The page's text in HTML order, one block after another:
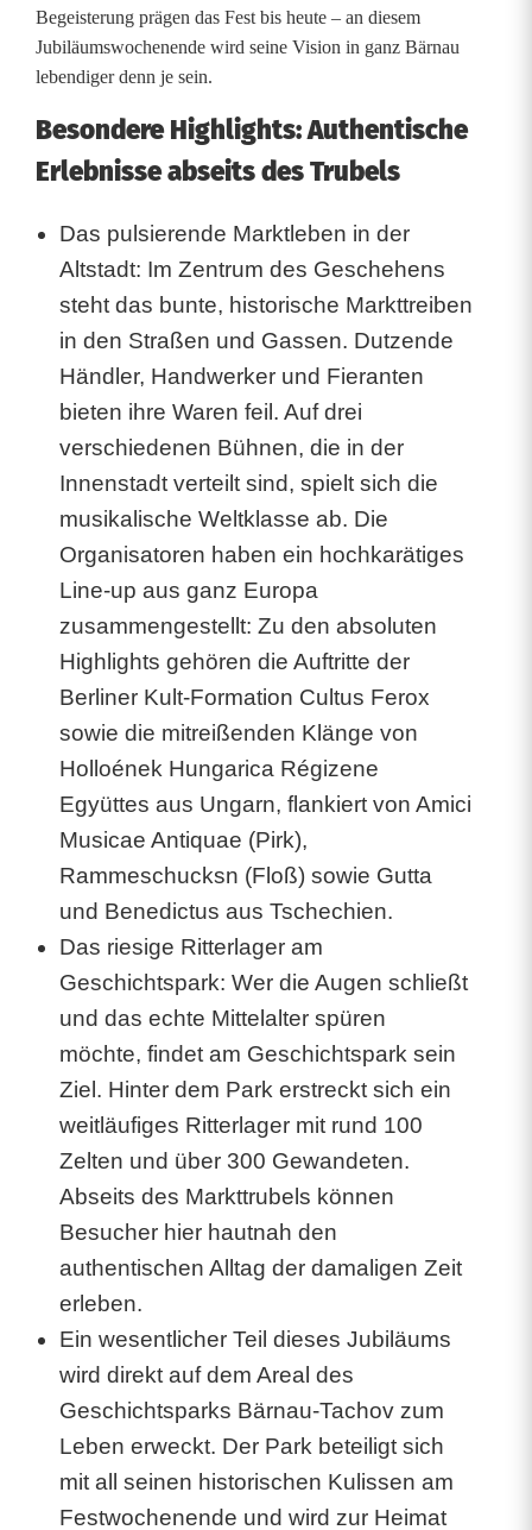
r
t
d
a
l
Begeisterung prägen das Fest bis heute – an diesem
Jubiläumswochenende wird seine Vision in ganz Bärnau
lebendiger denn je sein.
Besondere Highlights: Authentische
Erlebnisse abseits des Trubels
Das pulsierende Marktleben in der
Altstadt: Im Zentrum des Geschehens
steht das bunte, historische Markttreiben
in den Straßen und Gassen. Dutzende
Händler, Handwerker und Fieranten
bieten ihre Waren feil. Auf drei
verschiedenen Bühnen, die in der
Innenstadt verteilt sind, spielt sich die
musikalische Weltklasse ab. Die
Organisatoren haben ein hochkarätiges
Line-up aus ganz Europa
zusammengestellt: Zu den absoluten
Highlights gehören die Auftritte der
Berliner Kult-Formation Cultus Ferox
sowie die mitreißenden Klänge von
Holloének Hungarica Régizene
Együttes aus Ungarn, flankiert von Amici
Musicae Antiquae (Pirk),
Rammeschucksn (Floß) sowie Gutta
und Benedictus aus Tschechien.
Das riesige Ritterlager am
Geschichtspark: Wer die Augen schließt
und das echte Mittelalter spüren
möchte, findet am Geschichtspark sein
Ziel. Hinter dem Park erstreckt sich ein
weitläufiges Ritterlager mit rund 100
Zelten und über 300 Gewandeten.
Abseits des Markttrubels können
Besucher hier hautnah den
authentischen Alltag der damaligen Zeit
erleben.
Ein wesentlicher Teil dieses Jubiläums
wird direkt auf dem Areal des
Geschichtsparks Bärnau-Tachov zum
Leben erweckt. Der Park beteiligt sich
mit all seinen historischen Kulissen am
Festwochenende und wird zur Heimat